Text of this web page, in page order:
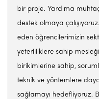
bir proje. Yardıma
destek olmaya
eden öğrencilerimizin
yeterliliklere sahip
birikimlerine sahip,
teknik ve yöntemlere
sağlamayı hedefliyoruz.